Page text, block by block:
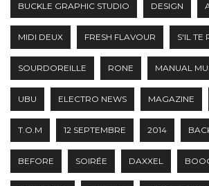
BUCKLE GRAPHIC STUDIO DESIGN
MIDI DEUX FRESH FLAVOUR S'IL TE
SOURDOREILLE RONE MANUAL
UBU ELECTRO NEWS MAGAZINE
T.O.M 12 SEPTEMBRE 2014
BEFORE SOIRÉE DAXXEL